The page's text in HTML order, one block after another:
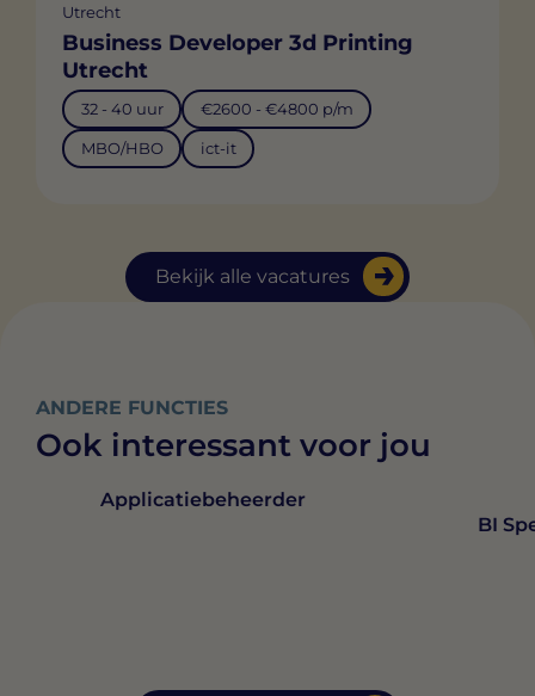
Bekijk alle vacatures
Utrecht
Business Developer 3d Printing
Utrecht
32 - 40 uur €2600 - €4800 p/m
MBO/HBO ict-it
ANDERE FUNCTIES
Ook interessant voor jou
Applicatiebeheerder
BI